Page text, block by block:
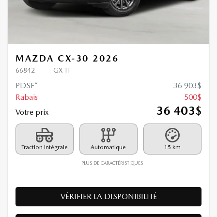
MAZDA CX-30 2026
66842 – GX TI
PDSF* 36 903$
Rabais
500$
Votre prix
36 403$
Traction intégrale Automatique 15 km
PLUS DE CARACTÉRISTIQUES
VÉRIFIER LA DISPONIBILITÉ